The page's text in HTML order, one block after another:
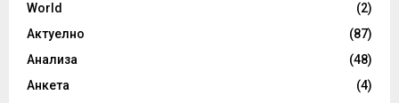
World
(2)
Актуелно
(87)
Анализа
(48)
Анкета
(4)